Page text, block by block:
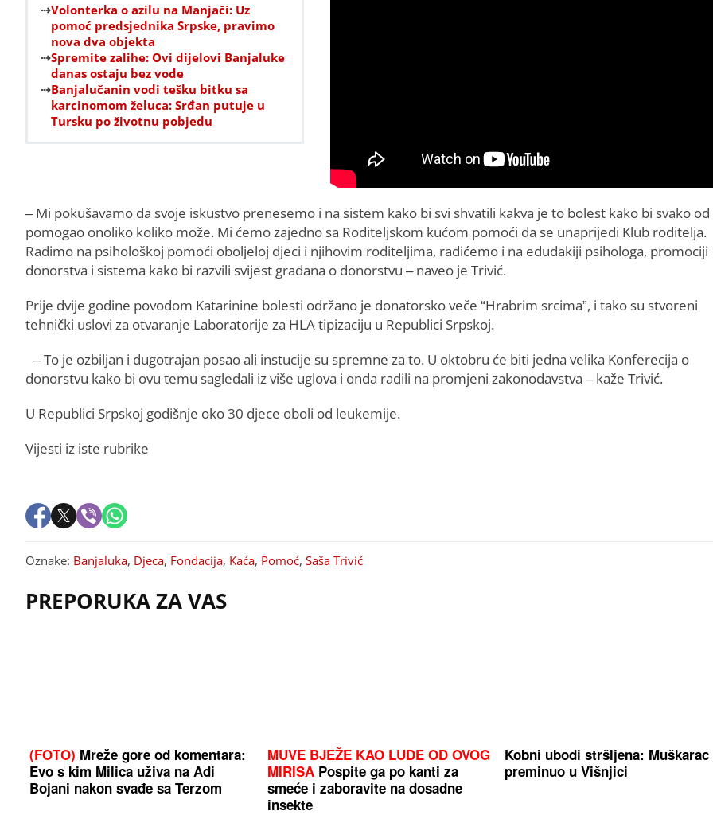
Volonterka o azilu na Manjači: Uz
pomoć predsjednika Srpske, pravimo
nova dva objekta
Spremite zalihe: Ovi dijelovi Banjaluke
danas ostaju bez vode
Banjalučanin vodi tešku bitku sa
karcinomom želuca: Srđan putuje u
Tursku po životnu pobjedu
– Mi pokušavamo da svoje iskustvo prenesemo i na sistem kako bi svi shvatili kakva je to bolest kako bi svako od
pomogao onoliko koliko može. Mi ćemo zajedno sa Roditeljskom kućom pomoći da se unaprijedi Klub roditelja.
Radimo na psihološkoj pomoći oboljeloj djeci i njihovim roditeljima, radićemo i na edudakiji psihologa, promociji
donorstva i sistema kako bi razvili svijest građana o donorstvu – naveo je Trivić.
Prije dvije godine povodom Katarinine bolesti održano je donatorsko veče “Hrabrim srcima”, i tako su stvoreni
tehnički uslovi za otvaranje Laboratorije za HLA tipizaciju u Republici Srpskoj.
– To je ozbiljan i dugotrajan posao ali instucije su spremne za to. U oktobru će biti jedna velika Konferecija o
donorstvu kako bi ovu temu sagledali iz više uglova i onda radili na promjeni zakonodavstva – kaže Trivić.
U Republici Srpskoj godišnje oko 30 djece oboli od leukemije.
Vijesti iz iste rubrike
Oznake: Banjaluka, Djeca, Fondacija, Kaća, Pomoć, Saša Trivić
PREPORUKA ZA VAS
(FOTO) Mreže gore od komentara:
Evo s kim Milica uživa na Adi
Bojani nakon svađe sa Terzom
MUVE BJEŽE KAO LUDE OD OVOG
MIRISAPospite ga po kanti za
smeće i zaboravite na dosadne
insekte
Kobni ubodi stršljena: Muškarac
preminuo u Višnjici